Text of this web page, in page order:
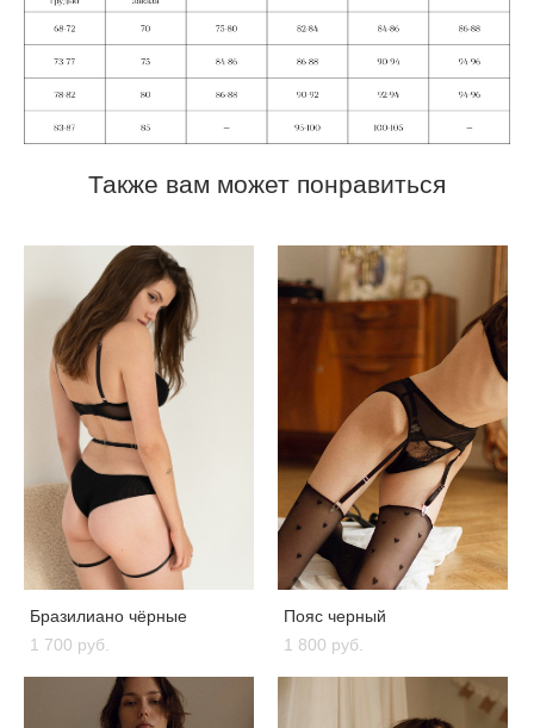
Также вам может понравиться
Бразилиано чёрные
1 700 pуб.
Пояс черный
1 800 pуб.